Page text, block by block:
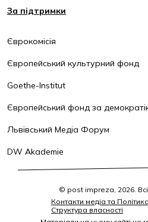
За підтримки
Єврокомісія
Європейський культурний фонд
Goethe-Institut
Європейський фонд за
Львівський Медіа Форум
DW Akademie
© post impreza, 2026.
Контакти медіа та
Структура власності